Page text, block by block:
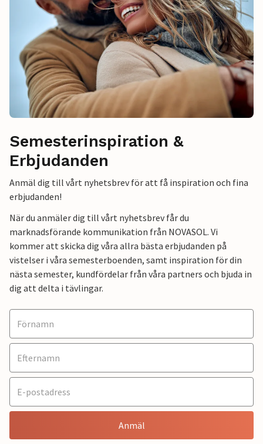
Semesterinspiration &
Erbjudanden
Anmäl dig till vårt nyhetsbrev för att få inspiration och fina
erbjudanden!
När du anmäler dig till vårt nyhetsbrev får du
marknadsförande kommunikation från NOVASOL. Vi
kommer att skicka dig våra allra bästa erbjudanden på
vistelser i våra semesterboenden, samt inspiration för din
nästa semester, kundfördelar från våra partners och bjuda in
dig att delta i tävlingar.
Anmäl